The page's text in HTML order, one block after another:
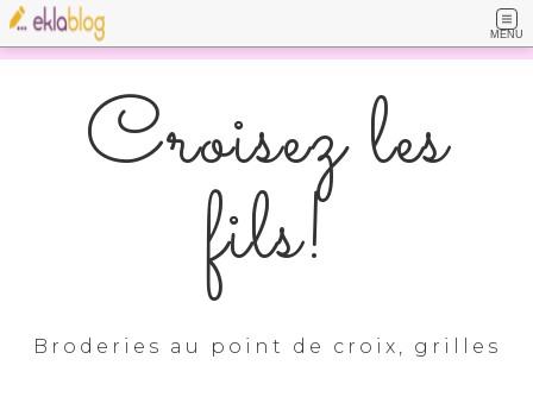
MENU
Croisez les
fils!
Broderies au point de croix, grilles